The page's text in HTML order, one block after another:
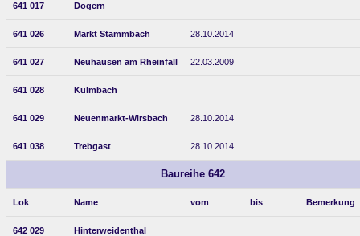
641 017 Dogern
641 026 Markt Stammbach 28.10.2014
641 027 Neuhausen am Rheinfall 22.03.2009
641 028 Kulmbach
641 029 Neuenmarkt-Wirsbach 28.10.2014
641 038 Trebgast 28.10.2014
Baureihe 642
Lok Name vom bis Bemerkung
642 029 Hinterweidenthal